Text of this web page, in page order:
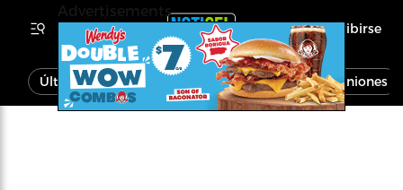
Inscribirse
Última Hora Noticias Economía Opiniones
Advertisements